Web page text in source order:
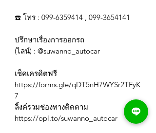
☎️ โทร : 099-6359414 , 099-3654141
ปรึกษาเรื่องการออกรถ
(ไลน์) : @suwanno_autocar
เช็คเครดิตฟรี
https://forms.gle/qDT5nH7WYSr2TFyK
7
ลิ้งค์รวมช่องทางติดตาม
https://opl.to/suwanno_autocar